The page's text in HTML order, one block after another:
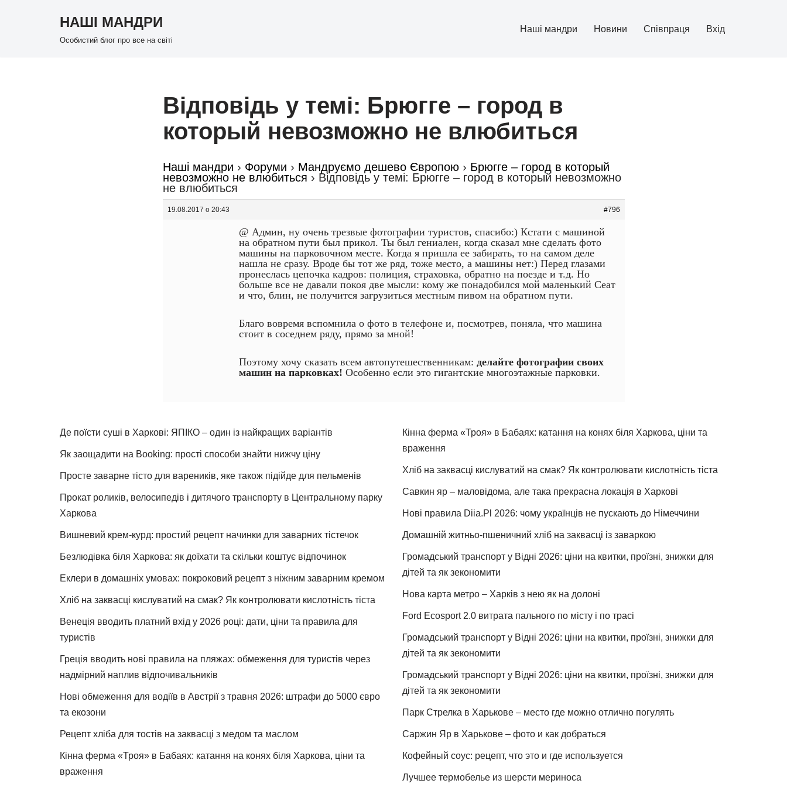
НАШІ МАНДРИ
Особистий блог про все на світі
Наші мандри Новини Співпраця Вхід
Відповідь у темі: Брюгге – город в
который невозможно не влюбиться
Наші мандри › Форуми › Мандруємо дешево Європою › Брюгге – город в который
невозможно не влюбиться › Відповідь у темі: Брюгге – город в который невозможно
не влюбиться
19.08.2017 о 20:43 #796
@ Админ, ну очень трезвые фотографии туристов, спасибо:) Кстати с машиной
на обратном пути был прикол. Ты был гениален, когда сказал мне сделать фото
машины на парковочном месте. Когда я пришла ее забирать, то на самом деле
нашла не сразу. Вроде бы тот же ряд, тоже место, а машины нет:) Перед глазами
пронеслась цепочка кадров: полиция, страховка, обратно на поезде и т.д. Но
больше все не давали покоя две мысли: кому же понадобился мой маленький Сеат
и что, блин, не получится загрузиться местным пивом на обратном пути.
Благо вовремя вспомнила о фото в телефоне и, посмотрев, поняла, что машина
стоит в соседнем ряду, прямо за мной!
Поэтому хочу сказать всем автопутешественникам: делайте фотографии своих
машин на парковках! Особенно если это гигантские многоэтажные парковки.
Де поїсти суші в Харкові: ЯПІКО – один із найкращих варіантів
Як заощадити на Booking: прості способи знайти нижчу ціну
Просте заварне тісто для вареників, яке також підійде для пельменів
Прокат роликів, велосипедів і дитячого транспорту в Центральному парку
Харкова
Вишневий крем-курд: простий рецепт начинки для заварних тістечок
Безлюдівка біля Харкова: як доїхати та скільки коштує відпочинок
Еклери в домашніх умовах: покроковий рецепт з ніжним заварним кремом
Хліб на заквасці кислуватий на смак? Як контролювати кислотність тіста
Венеція вводить платний вхід у 2026 році: дати, ціни та правила для
туристів
Греція вводить нові правила на пляжах: обмеження для туристів через
надмірний наплив відпочивальників
Нові обмеження для водіїв в Австрії з травня 2026: штрафи до 5000 євро
та екозони
Рецепт хліба для тостів на заквасці з медом та маслом
Кінна ферма «Троя» в Бабаях: катання на конях біля Харкова, ціни та
враження
Кінна ферма «Троя» в Бабаях: катання на конях біля Харкова, ціни та
враження
Хліб на заквасці кислуватий на смак? Як контролювати кислотність тіста
Савкин яр – маловідома, але така прекрасна локація в Харкові
Нові правила Diia.Pl 2026: чому українців не пускають до Німеччини
Домашній житньо-пшеничний хліб на заквасці із заваркою
Громадський транспорт у Відні 2026: ціни на квитки, проїзні, знижки для
дітей та як зекономити
Нова карта метро – Харків з нею як на долоні
Ford Ecosport 2.0 витрата пального по місту і по трасі
Громадський транспорт у Відні 2026: ціни на квитки, проїзні, знижки для
дітей та як зекономити
Громадський транспорт у Відні 2026: ціни на квитки, проїзні, знижки для
дітей та як зекономити
Парк Стрелка в Харькове – место где можно отлично погулять
Саржин Яр в Харькове – фото и как добраться
Кофейный соус: рецепт, что это и где используется
Лучшее термобелье из шерсти мериноса